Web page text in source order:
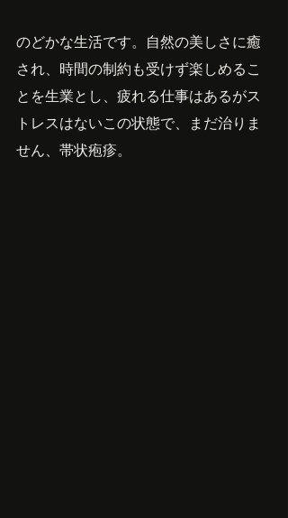
のどかな生活です。自然の美しさに癒
され、時間の制約も受けず楽しめるこ
とを生業とし、疲れる仕事はあるがス
トレスはないこの状態で、まだ治りま
せん、帯状疱疹。